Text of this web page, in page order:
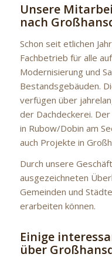
Unsere
nach
Schon seit etlichen
Fachbetrieb für alle
Modernisierung und
Bestandsgebäuden.
verfügen über
der Dachdeckerei.
in Rubow/Dobin am
auch Projekte in
Durch unsere
ausgezeichneten
Gemeinden und
erarbeiten können.
Einige
über